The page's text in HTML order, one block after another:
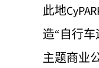
此地
造“自行
主题商业